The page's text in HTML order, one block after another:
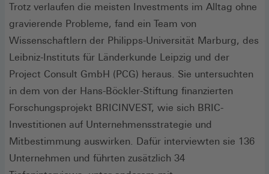
Trotz verlaufen die meisten Investments im Alltag ohne
gravierende Probleme, fand ein Team von
Wissenschaftlern der Philipps-Universität Marburg, des
Leibniz-Instituts für Länderkunde Leipzig und der
Project Consult GmbH (PCG) heraus. Sie untersuchten
in dem von der Hans-Böckler-­Stiftung finanzierten
Forschungsprojekt BRICINVEST, wie sich BRIC-
Investitionen auf Unternehmensstrategie und
Mitbestimmung auswirken. Dafür interviewten sie 136
Unternehmen und führten zusätzlich 34